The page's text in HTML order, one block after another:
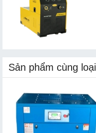
Sản phẩm cùng loại